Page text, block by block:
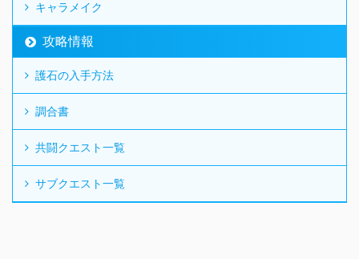
キャラメイク
攻略情報
護石の入手方法
調合書
共闘クエスト一覧
サブクエスト一覧